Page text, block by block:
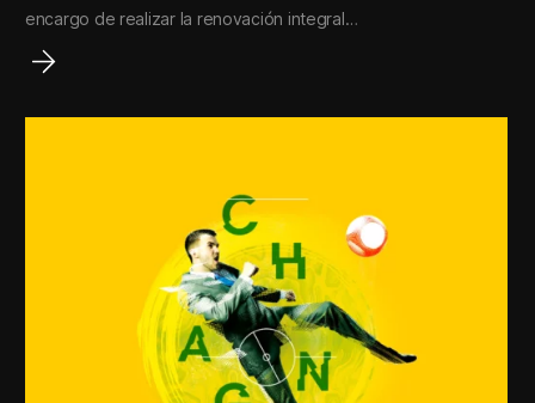
encargo de realizar la renovación integral…